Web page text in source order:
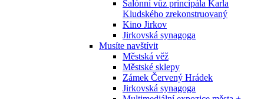
Salónní vůz principála Karla
Kludského zrekonstruovaný
Kino Jirkov
Jirkovská synagoga
Musíte navštívit
Městská věž
Městské sklepy
Zámek Červený Hrádek
Jirkovská synagoga